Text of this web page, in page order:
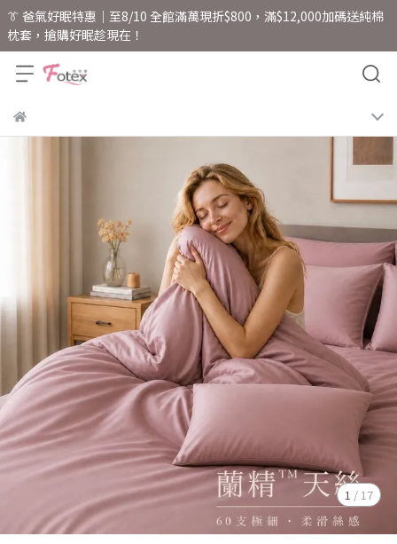
👔 爸氣好眠特惠｜至8/10 全館滿萬現折$800，滿$12,000加碼送純棉
枕套，搶購好眠趁現在！
1 / 17